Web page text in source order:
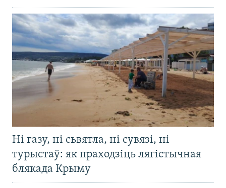
Ні газу, ні сьвятла, ні сувязі, ні
турыстаў: як праходзіць лягістычная
блякада Крыму